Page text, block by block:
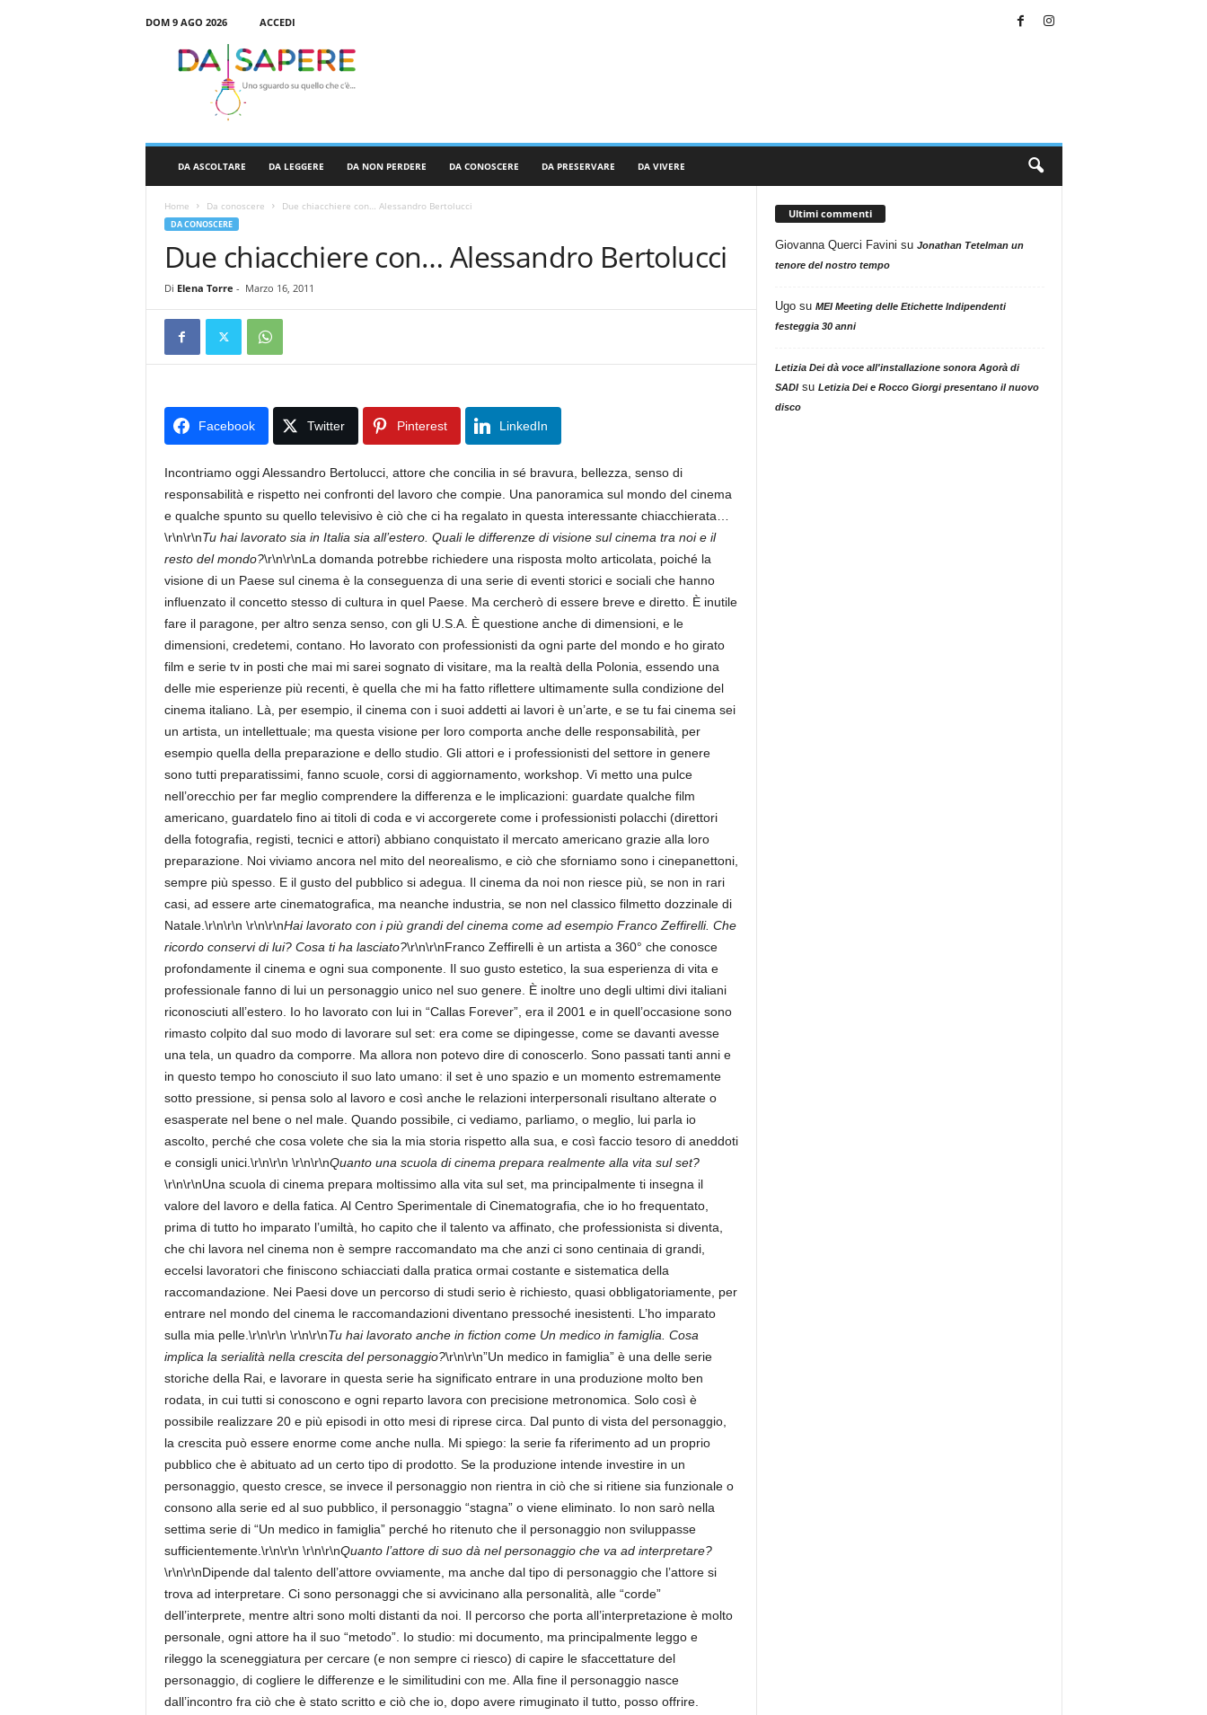
DOM 9 AGO 2026
ACCEDI
DA ASCOLTARE DA LEGGERE DA NON PERDERE DA CONOSCERE DA PRESERVARE DA VIVERE
Home Da conoscere Due chiacchiere con… Alessandro Bertolucci
DA CONOSCERE
Due chiacchiere con… Alessandro Bertolucci
Di Elena Torre - Marzo 16, 2011
Facebook Twitter Pinterest LinkedIn
Incontriamo oggi Alessandro Bertolucci, attore che concilia in sé bravura, bellezza, senso di
responsabilità e rispetto nei confronti del lavoro che compie. Una panoramica sul mondo del cinema
e qualche spunto su quello televisivo è ciò che ci ha regalato in questa interessante chiacchierata…
\r\n\r\nTu hai lavorato sia in Italia sia all’estero. Quali le differenze di visione sul cinema tra noi e il
resto del mondo?\r\n\r\nLa domanda potrebbe richiedere una risposta molto articolata, poiché la
visione di un Paese sul cinema è la conseguenza di una serie di eventi storici e sociali che hanno
influenzato il concetto stesso di cultura in quel Paese. Ma cercherò di essere breve e diretto. È inutile
fare il paragone, per altro senza senso, con gli U.S.A. È questione anche di dimensioni, e le
dimensioni, credetemi, contano. Ho lavorato con professionisti da ogni parte del mondo e ho girato
film e serie tv in posti che mai mi sarei sognato di visitare, ma la realtà della Polonia, essendo una
delle mie esperienze più recenti, è quella che mi ha fatto riflettere ultimamente sulla condizione del
cinema italiano. Là, per esempio, il cinema con i suoi addetti ai lavori è un’arte, e se tu fai cinema sei
un artista, un intellettuale; ma questa visione per loro comporta anche delle responsabilità, per
esempio quella della preparazione e dello studio. Gli attori e i professionisti del settore in genere
sono tutti preparatissimi, fanno scuole, corsi di aggiornamento, workshop. Vi metto una pulce
nell’orecchio per far meglio comprendere la differenza e le implicazioni: guardate qualche film
americano, guardatelo fino ai titoli di coda e vi accorgerete come i professionisti polacchi (direttori
della fotografia, registi, tecnici e attori) abbiano conquistato il mercato americano grazie alla loro
preparazione. Noi viviamo ancora nel mito del neorealismo, e ciò che sforniamo sono i cinepanettoni,
sempre più spesso. E il gusto del pubblico si adegua. Il cinema da noi non riesce più, se non in rari
casi, ad essere arte cinematografica, ma neanche industria, se non nel classico filmetto dozzinale di
Natale.\r\n\r\n \r\n\r\nHai lavorato con i più grandi del cinema come ad esempio Franco Zeffirelli. Che
ricordo conservi di lui? Cosa ti ha lasciato?\r\n\r\nFranco Zeffirelli è un artista a 360° che conosce
profondamente il cinema e ogni sua componente. Il suo gusto estetico, la sua esperienza di vita e
professionale fanno di lui un personaggio unico nel suo genere. È inoltre uno degli ultimi divi italiani
riconosciuti all’estero. Io ho lavorato con lui in “Callas Forever”, era il 2001 e in quell’occasione sono
rimasto colpito dal suo modo di lavorare sul set: era come se dipingesse, come se davanti avesse
una tela, un quadro da comporre. Ma allora non potevo dire di conoscerlo. Sono passati tanti anni e
in questo tempo ho conosciuto il suo lato umano: il set è uno spazio e un momento estremamente
sotto pressione, si pensa solo al lavoro e così anche le relazioni interpersonali risultano alterate o
esasperate nel bene o nel male. Quando possibile, ci vediamo, parliamo, o meglio, lui parla io
ascolto, perché che cosa volete che sia la mia storia rispetto alla sua, e così faccio tesoro di aneddoti
e consigli unici.\r\n\r\n \r\n\r\nQuanto una scuola di cinema prepara realmente alla vita sul set?
\r\n\r\nUna scuola di cinema prepara moltissimo alla vita sul set, ma principalmente ti insegna il
valore del lavoro e della fatica. Al Centro Sperimentale di Cinematografia, che io ho frequentato,
prima di tutto ho imparato l’umiltà, ho capito che il talento va affinato, che professionista si diventa,
che chi lavora nel cinema non è sempre raccomandato ma che anzi ci sono centinaia di grandi,
eccelsi lavoratori che finiscono schiacciati dalla pratica ormai costante e sistematica della
raccomandazione. Nei Paesi dove un percorso di studi serio è richiesto, quasi obbligatoriamente, per
entrare nel mondo del cinema le raccomandazioni diventano pressoché inesistenti. L’ho imparato
sulla mia pelle.\r\n\r\n \r\n\r\nTu hai lavorato anche in fiction come Un medico in famiglia. Cosa
implica la serialità nella crescita del personaggio?\r\n\r\n”Un medico in famiglia” è una delle serie
storiche della Rai, e lavorare in questa serie ha significato entrare in una produzione molto ben
rodata, in cui tutti si conoscono e ogni reparto lavora con precisione metronomica. Solo così è
possibile realizzare 20 e più episodi in otto mesi di riprese circa. Dal punto di vista del personaggio,
la crescita può essere enorme come anche nulla. Mi spiego: la serie fa riferimento ad un proprio
pubblico che è abituato ad un certo tipo di prodotto. Se la produzione intende investire in un
personaggio, questo cresce, se invece il personaggio non rientra in ciò che si ritiene sia funzionale o
consono alla serie ed al suo pubblico, il personaggio “stagna” o viene eliminato. Io non sarò nella
settima serie di “Un medico in famiglia” perché ho ritenuto che il personaggio non sviluppasse
sufficientemente.\r\n\r\n \r\n\r\nQuanto l’attore di suo dà nel personaggio che va ad interpretare?
\r\n\r\nDipende dal talento dell’attore ovviamente, ma anche dal tipo di personaggio che l’attore si
trova ad interpretare. Ci sono personaggi che si avvicinano alla personalità, alle “corde”
dell’interprete, mentre altri sono molti distanti da noi. Il percorso che porta all’interpretazione è molto
personale, ogni attore ha il suo “metodo”. Io studio: mi documento, ma principalmente leggo e
rileggo la sceneggiatura per cercare (e non sempre ci riesco) di capire le sfaccettature del
personaggio, di cogliere le differenze e le similitudini con me. Alla fine il personaggio nasce
dall’incontro fra ciò che è stato scritto e ciò che io, dopo avere rimuginato il tutto, posso offrire.
Ultimi commenti
Giovanna Querci Favini su Jonathan Tetelman un
tenore del nostro tempo
Ugosu MEI Meeting delle Etichette Indipendenti
festeggia 30 anni
Letizia Dei dà voce all'installazione sonora Agorà di
SADIsu Letizia Dei e Rocco Giorgi presentano il nuovo
disco